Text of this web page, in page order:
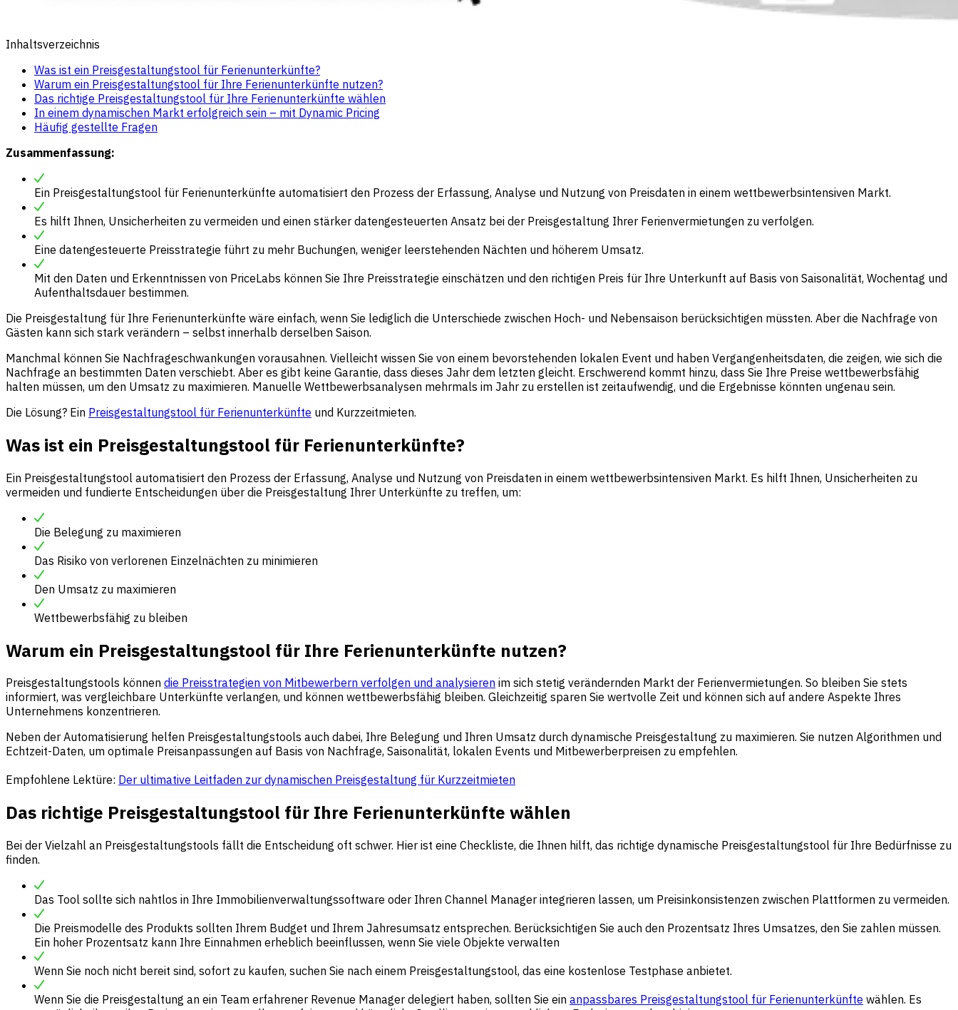
Inhaltsverzeichnis
Was ist ein Preisgestaltungstool für Ferienunterkünfte?
Warum ein Preisgestaltungstool für Ihre Ferienunterkünfte nutzen?
Das richtige Preisgestaltungstool für Ihre Ferienunterkünfte wählen
In einem dynamischen Markt erfolgreich sein – mit Dynamic Pricing
Häufig gestellte Fragen
Zusammenfassung:
Ein Preisgestaltungstool für Ferienunterkünfte automatisiert den Prozess der Erfassung, Analyse und Nutzung von Preisdaten in einem wettbewerbsintensiven Markt.
Es hilft Ihnen, Unsicherheiten zu vermeiden und einen stärker datengesteuerten Ansatz bei der Preisgestaltung Ihrer Ferienvermietungen zu verfolgen.
Eine datengesteuerte Preisstrategie führt zu mehr Buchungen, weniger leerstehenden Nächten und höherem Umsatz.
Mit den Daten und Erkenntnissen von PriceLabs können Sie Ihre Preisstrategie einschätzen und den richtigen Preis für Ihre Unterkunft auf Basis von Saisonalität, Wochentag und
Aufenthaltsdauer bestimmen.
Die Preisgestaltung für Ihre Ferienunterkünfte wäre einfach, wenn Sie lediglich die Unterschiede zwischen Hoch- und Nebensaison berücksichtigen müssten. Aber die Nachfrage von
Gästen kann sich stark verändern – selbst innerhalb derselben Saison.
Manchmal können Sie Nachfrageschwankungen vorausahnen. Vielleicht wissen Sie von einem bevorstehenden lokalen Event und haben Vergangenheitsdaten, die zeigen, wie sich die
Nachfrage an bestimmten Daten verschiebt. Aber es gibt keine Garantie, dass dieses Jahr dem letzten gleicht. Erschwerend kommt hinzu, dass Sie Ihre Preise wettbewerbsfähig
halten müssen, um den Umsatz zu maximieren. Manuelle Wettbewerbsanalysen mehrmals im Jahr zu erstellen ist zeitaufwendig, und die Ergebnisse könnten ungenau sein.
Die Lösung? Ein Preisgestaltungstool für Ferienunterkünfte und Kurzzeitmieten.
Was ist ein Preisgestaltungstool für Ferienunterkünfte?
Ein Preisgestaltungstool automatisiert den Prozess der Erfassung, Analyse und Nutzung von Preisdaten in einem wettbewerbsintensiven Markt. Es hilft Ihnen, Unsicherheiten zu
vermeiden und fundierte Entscheidungen über die Preisgestaltung Ihrer Unterkünfte zu treffen, um:
Die Belegung zu maximieren
Das Risiko von verlorenen Einzelnächten zu minimieren
Den Umsatz zu maximieren
Wettbewerbsfähig zu bleiben
Warum ein Preisgestaltungstool für Ihre Ferienunterkünfte nutzen?
Preisgestaltungstools können die Preisstrategien von Mitbewerbern verfolgen und analysieren im sich stetig verändernden Markt der Ferienvermietungen. So bleiben Sie stets
informiert, was vergleichbare Unterkünfte verlangen, und können wettbewerbsfähig bleiben. Gleichzeitig sparen Sie wertvolle Zeit und können sich auf andere Aspekte Ihres
Unternehmens konzentrieren.
Neben der Automatisierung helfen Preisgestaltungstools auch dabei, Ihre Belegung und Ihren Umsatz durch dynamische Preisgestaltung zu maximieren. Sie nutzen Algorithmen und
Echtzeit-Daten, um optimale Preisanpassungen auf Basis von Nachfrage, Saisonalität, lokalen Events und Mitbewerberpreisen zu empfehlen.
Empfohlene Lektüre: Der ultimative Leitfaden zur dynamischen Preisgestaltung für Kurzzeitmieten
Das richtige Preisgestaltungstool für Ihre Ferienunterkünfte wählen
Bei der Vielzahl an Preisgestaltungstools fällt die Entscheidung oft schwer. Hier ist eine Checkliste, die Ihnen hilft, das richtige dynamische Preisgestaltungstool für Ihre Bedürfnisse zu
finden.
Das Tool sollte sich nahtlos in Ihre Immobilienverwaltungssoftware oder Ihren Channel Manager integrieren lassen, um Preisinkonsistenzen zwischen Plattformen zu vermeiden.
Die Preismodelle des Produkts sollten Ihrem Budget und Ihrem Jahresumsatz entsprechen. Berücksichtigen Sie auch den Prozentsatz Ihres Umsatzes, den Sie zahlen müssen.
Ein hoher Prozentsatz kann Ihre Einnahmen erheblich beeinflussen, wenn Sie viele Objekte verwalten
Wenn Sie noch nicht bereit sind, sofort zu kaufen, suchen Sie nach einem Preisgestaltungstool, das eine kostenlose Testphase anbietet.
Wenn Sie die Preisgestaltung an ein Team erfahrener Revenue Manager delegiert haben, sollten Sie ein anpassbares Preisgestaltungstool für Ferienunterkünfte wählen. Es